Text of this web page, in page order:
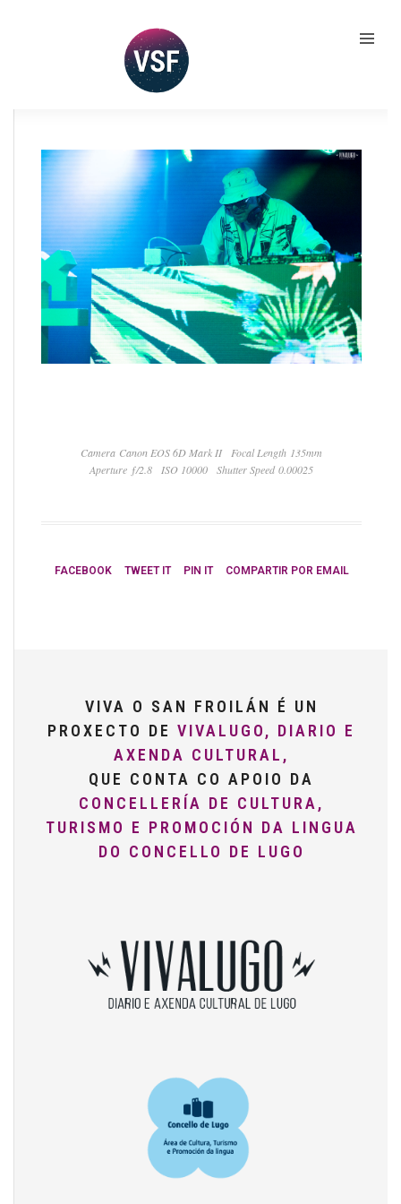
Camera Canon EOS 6D Mark II
Focal Length 135mm
Aperture ƒ/2.8
ISO 10000 Shutter Speed 0.00025
FACEBOOK TWEET IT PIN IT COMPARTIR POR EMAIL
VIVA O SAN FROILÁN É UN
PROXECTO DE VIVALUGO, DIARIO E
AXENDA CULTURAL,
QUE CONTA CO APOIO DA
CONCELLERÍA DE CULTURA,
TURISMO E PROMOCIÓN DA LINGUA
DO CONCELLO DE LUGO